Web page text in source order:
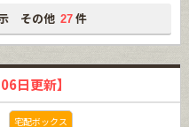
その他 27 件
日更新】
宅配ボックス